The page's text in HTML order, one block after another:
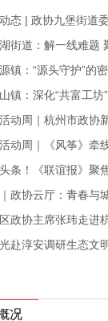
态 | 政协九堡街道
街道：解一线难题
镇：“源头守护”的
镇：深化“共富工坊
动周｜杭州市政协
动周｜《风筝》牵
条！《联谊报》聚
政协云厅：青春与
政协主席张玮走进
赴淳安调研生态文
况